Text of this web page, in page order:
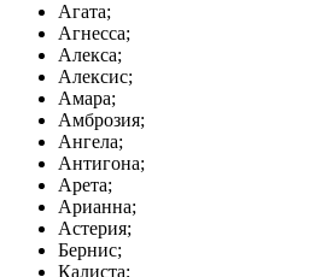
Агата;
Агнесса;
Алекса;
Алексис;
Амара;
Амброзия;
Ангела;
Антигона;
Арета;
Арианна;
Астерия;
Бернис;
Калиста;